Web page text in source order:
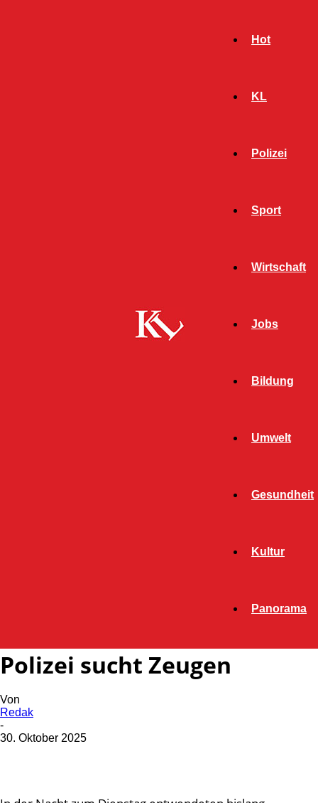
Hot
KL
Polizei
Sport
Wirtschaft
Jobs
Bildung
Umwelt
Gesundheit
Kultur
Panorama
Diebstahl aus Baustelle – Polizei sucht Zeugen
Polizei sucht Zeugen
Von
Redak
-
30. Oktober 2025